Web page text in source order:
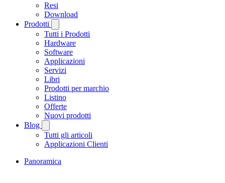
Resi
Download
Prodotti
Tutti i Prodotti
Hardware
Software
Applicazioni
Servizi
Libri
Prodotti per marchio
Listino
Offerte
Nuovi prodotti
Blog
Tutti gli articoli
Applicazioni Clienti
Panoramica